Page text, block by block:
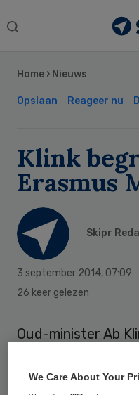
Search
Home › Nieuws
Opslaan Reageer nu
Klink
Erasmus
Skipr
3 september 2014, 07:09
26 keer gelezen
Oud-minister Ab
dat hij fouten zou
Sidebar
We Care About Your